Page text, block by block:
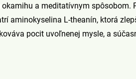
a meditatívnym
aminokyselina L-theanín, ktorá
pocit uvoľnenej mysle, a